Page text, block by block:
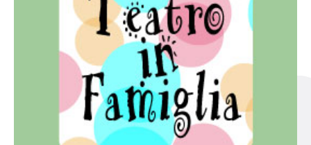
Teatro in famiglia
Teatro In Famiglia è una rassegna di teatro concepita
per far condividere e godere del teatro all’intera
famiglia.
Continua